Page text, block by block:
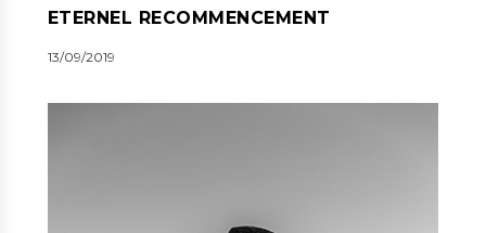
ETERNEL RECOMMENCEMENT
13/09/2019